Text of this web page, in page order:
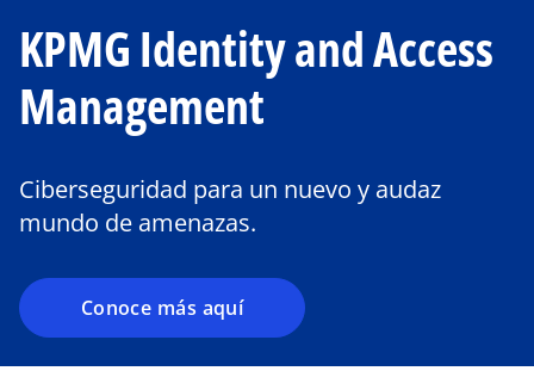
KPMG Identity and Access
Management
Ciberseguridad para un nuevo y audaz
mundo de amenazas.
Conoce más aquí